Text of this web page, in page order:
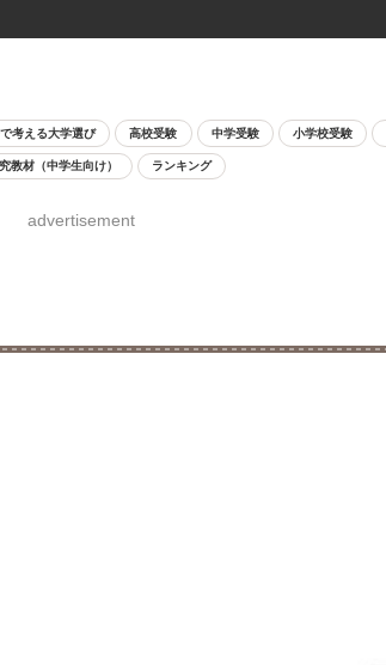
考える大学選び 高校受験 中学受験 小学校受験
教材（中学生向け） ランキング
advertisement